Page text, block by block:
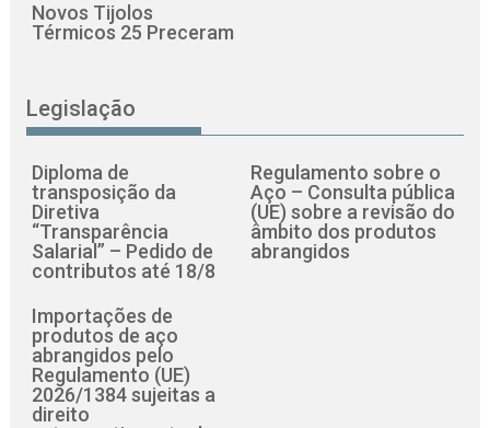
Novos Tijolos
Térmicos 25 Preceram
Legislação
Diploma de
transposição da
Diretiva
“Transparência
Salarial” – Pedido de
contributos até 18/8
Regulamento sobre o
Aço – Consulta pública
(UE) sobre a revisão do
âmbito dos produtos
abrangidos
Importações de
produtos de aço
abrangidos pelo
Regulamento (UE)
2026/1384 sujeitas a
direito